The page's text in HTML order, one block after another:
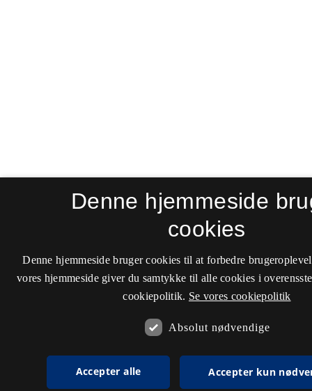
Denne hjemmeside
cookies
Denne hjemmeside bruger cookies til at forbedre
vores hjemmeside giver du samtykke til alle cookies i
cookiepolitik. Se vores cookiepolitik
Absolut nødvendige
Accepter alle Accepter kun